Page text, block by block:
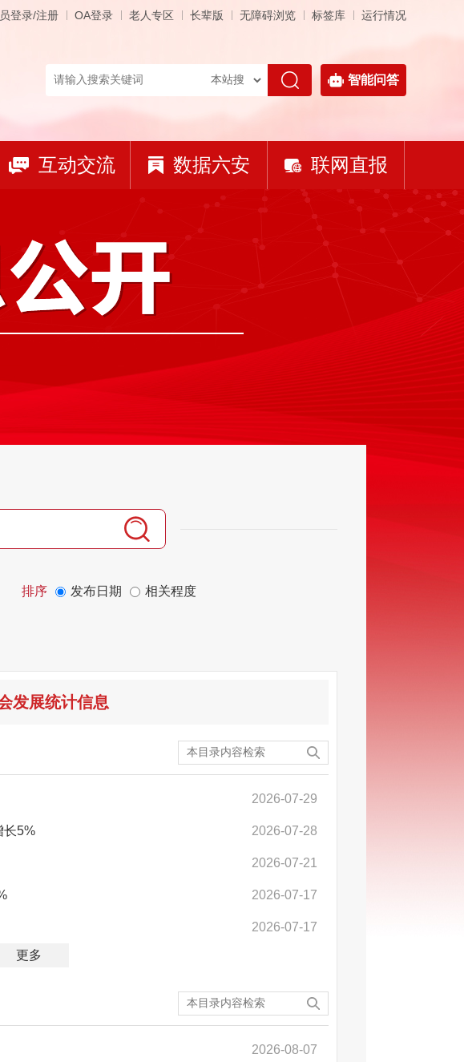
登录/注册 OA登录 老人专区 长辈版 无障碍浏览 标签库 运行情况
智能问答
互动交流 数据六安 联网直报
排序 发布日期 相关程度
发展统计信息
2026-07-29
长5% 2026-07-28
2026-07-21
2026-07-17
2026-07-17
更多
2026-08-07